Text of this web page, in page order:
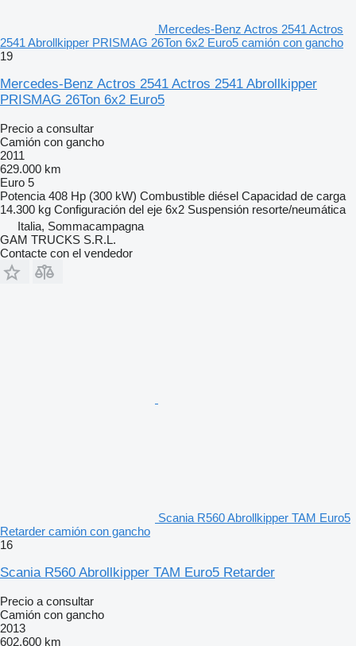
Mercedes-Benz Actros 2541 Actros
2541 Abrollkipper PRISMAG 26Ton 6x2 Euro5 camión con gancho
19
Mercedes-Benz Actros 2541 Actros 2541 Abrollkipper
PRISMAG 26Ton 6x2 Euro5
Precio a consultar
Camión con gancho
2011
629.000 km
Euro 5
Potencia 408 Hp (300 kW) Combustible diésel Capacidad de carga
14.300 kg Configuración del eje 6x2 Suspensión resorte/neumática
Italia, Sommacampagna
GAM TRUCKS S.R.L.
Contacte con el vendedor
Scania R560 Abrollkipper TAM Euro5
Retarder camión con gancho
16
Scania R560 Abrollkipper TAM Euro5 Retarder
Precio a consultar
Camión con gancho
2013
602.600 km